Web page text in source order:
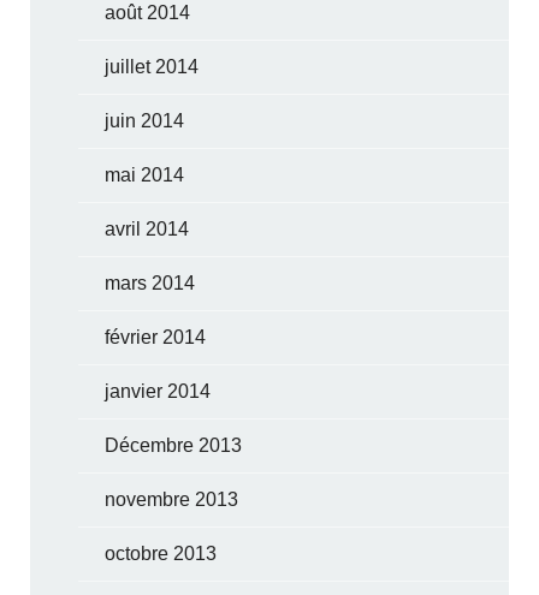
août 2014
juillet 2014
juin 2014
mai 2014
avril 2014
mars 2014
février 2014
janvier 2014
Décembre 2013
novembre 2013
octobre 2013